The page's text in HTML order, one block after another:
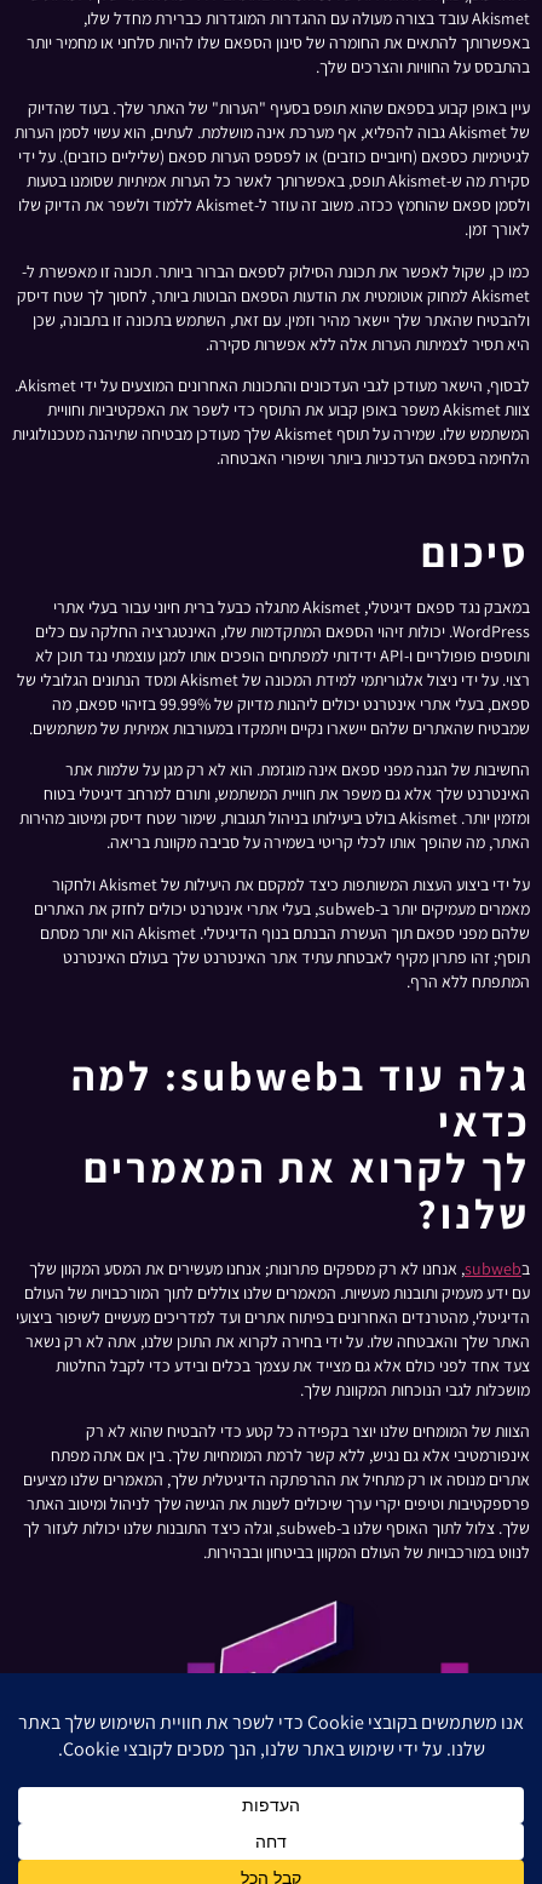
Akismet עובד בצורה מעולה עם ההגדרות המוגדרות כברירת מחדל שלו,
באפשרותך להתאים את החומרה של סינון הספאם שלו להיות סלחני או מחמיר יותר
בהתבסס על החוויות והצרכים שלך.
עיין באופן קבוע בספאם שהוא תופס בסעיף "הערות" של האתר שלך. בעוד שהדיוק
של Akismet גבוה להפליא, אף מערכת אינה מושלמת. לעתים, הוא עשוי לסמן הערות
לגיטימיות כספאם (חיוביים כוזבים) או לפספס הערות ספאם (שליליים כוזבים). על ידי
סקירת מה ש-Akismet תופס, באפשרותך לאשר כל הערות אמיתיות שסומנו בטעות
ולסמן ספאם שהוחמץ ככזה. משוב זה עוזר ל-Akismet ללמוד ולשפר את הדיוק שלו
לאורך זמן.
כמו כן, שקול לאפשר את תכונת הסילוק לספאם הברור ביותר. תכונה זו מאפשרת ל-
Akismet למחוק אוטומטית את הודעות הספאם הבוטות ביותר, לחסוך לך שטח דיסק
ולהבטיח שהאתר שלך יישאר מהיר וזמין. עם זאת, השתמש בתכונה זו בתבונה, שכן
היא תסיר לצמיתות הערות אלה ללא אפשרות סקירה.
לבסוף, הישאר מעודכן לגבי העדכונים והתכונות האחרונים המוצעים על ידי Akismet.
צוות Akismet משפר באופן קבוע את התוסף כדי לשפר את האפקטיביות וחוויית
המשתמש שלו. שמירה על תוסף Akismet שלך מעודכן מבטיחה שתיהנה מטכנולוגיות
הלחימה בספאם העדכניות ביותר ושיפורי האבטחה.
סיכום
במאבק נגד ספאם דיגיטלי, Akismet מתגלה כבעל ברית חיוני עבור בעלי אתרי
WordPress. יכולות זיהוי הספאם המתקדמות שלו, האינטגרציה החלקה עם כלים
ותוספים פופולריים ו-API ידידותי למפתחים הופכים אותו למגן עוצמתי נגד תוכן לא
רצוי. על ידי ניצול אלגוריתמי למידת המכונה של Akismet ומסד הנתונים הגלובלי של
ספאם, בעלי אתרי אינטרנט יכולים ליהנות מדיוק של 99.99% בזיהוי ספאם, מה
שמבטיח שהאתרים שלהם יישארו נקיים ויתמקדו במעורבות אמיתית של משתמשים.
החשיבות של הגנה מפני ספאם אינה מוגזמת. הוא לא רק מגן על שלמות אתר
האינטרנט שלך אלא גם משפר את חוויית המשתמש, ותורם למרחב דיגיטלי בטוח
ומזמין יותר. Akismet בולט ביעילותו בניהול תגובות, שימור שטח דיסק ומיטוב מהירות
האתר, מה שהופך אותו לכלי קריטי בשמירה על סביבה מקוונת בריאה.
על ידי ביצוע העצות המשותפות כיצד למקסם את היעילות של Akismet ולחקור
מאמרים מעמיקים יותר ב-subweb, בעלי אתרי אינטרנט יכולים לחזק את האתרים
שלהם מפני ספאם תוך העשרת הבנתם בנוף הדיגיטלי. Akismet הוא יותר מסתם
תוסף; זהו פתרון מקיף לאבטחת עתיד אתר האינטרנט שלך בעולם האינטרנט
המתפתח ללא הרף.
גלה עוד בsubweb: למה
כדאי
לך לקרוא את המאמרים
שלנו?
בsubweb, אנחנו לא רק מספקים פתרונות; אנחנו מעשירים את המסע המקוון שלך
עם ידע מעמיק ותובנות מעשיות. המאמרים שלנו צוללים לתוך המורכבויות של העולם
הדיגיטלי, מהטרנדים האחרונים בפיתוח אתרים ועד למדריכים מעשיים לשיפור ביצועי
האתר שלך והאבטחה שלו. על ידי בחירה לקרוא את התוכן שלנו, אתה לא רק נשאר
צעד אחד לפני כולם אלא גם מצייד את עצמך בכלים ובידע כדי לקבל החלטות
מושכלות לגבי הנוכחות המקוונת שלך.
הצוות של המומחים שלנו יוצר בקפידה כל קטע כדי להבטיח שהוא לא רק
אינפורמטיבי אלא גם נגיש, ללא קשר לרמת המומחיות שלך. בין אם אתה מפתח
אתרים מנוסה או רק מתחיל את ההרפתקה הדיגיטלית שלך, המאמרים שלנו מציעים
פרספקטיבות וטיפים יקרי ערך שיכולים לשנות את הגישה שלך לניהול ומיטוב האתר
שלך. צלול לתוך האוסף שלנו ב-subweb, וגלה כיצד התובנות שלנו יכולות לעזור לך
לנווט במורכבויות של העולם המקוון בביטחון ובבהירות.
חברת השיווק בדיגיטל הגדולה והמובילה בישראל